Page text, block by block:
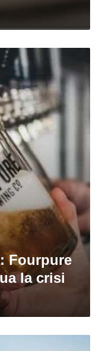
Fourpure
la crisi